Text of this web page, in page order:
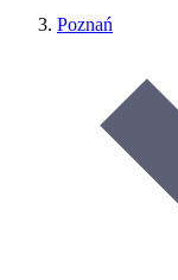
Poznań